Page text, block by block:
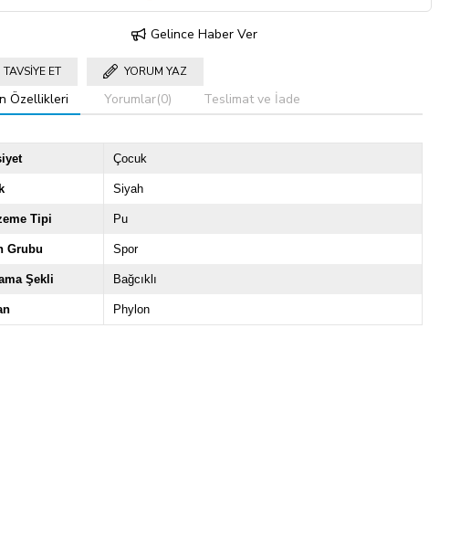
Gelince Haber Ver
TAVSIYE ET YORUM YAZ
Özellikleri Yorumlar(0) Teslimat ve İade
Çocuk
Siyah
Tipi Pu
Grubu Spor
Şekli Bağcıklı
Phylon